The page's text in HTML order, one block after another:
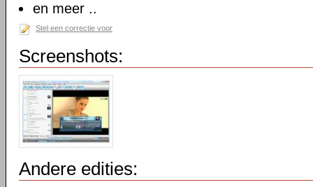
en meer ..
Stel een correctie voor
Screenshots:
Andere edities: